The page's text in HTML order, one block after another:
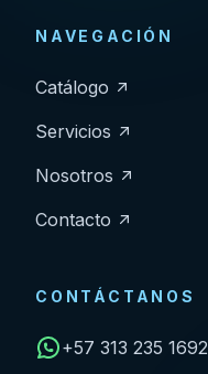
NAVEGACIÓN
Catálogo
Servicios
Nosotros
Contacto
CONTÁCTANOS
+57 313 235 1692